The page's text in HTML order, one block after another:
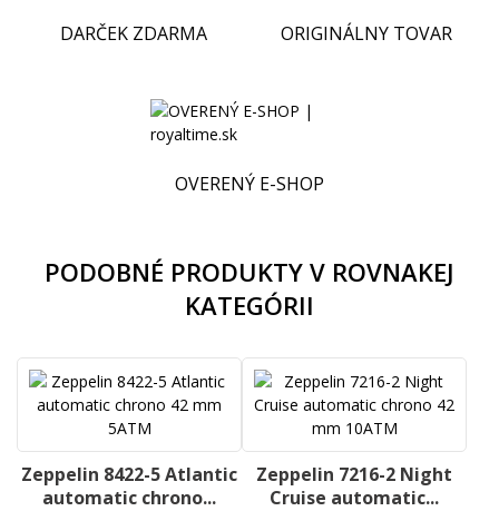
DARČEK ZDARMA ORIGINÁLNY TOVAR
OVERENÝ E-SHOP
PODOBNÉ PRODUKTY V ROVNAKEJ
KATEGÓRII
Zeppelin 8422-5 Atlantic
automatic chrono...
Zeppelin 7216-2 Night
Cruise automatic...